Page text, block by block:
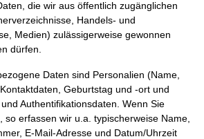
die wir aus öffentlich zugänglichen
Handels- und
Medien) zulässigerweise gewonnen
dürfen.
Daten sind Personalien (Name,
Geburtstag und -ort und
Authentifikationsdaten. Wenn Sie
so erfassen wir u.a. typischerweise Name,
E-Mail-Adresse und Datum/Uhrzeit